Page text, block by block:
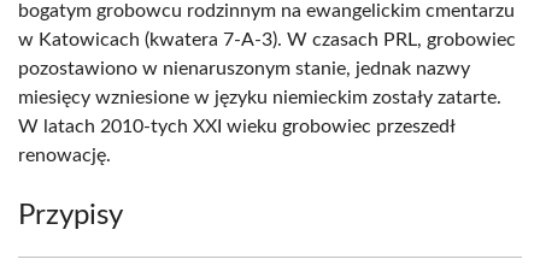
bogatym grobowcu rodzinnym na ewangelickim cmentarzu
w Katowicach (kwatera 7-A-3). W czasach PRL, grobowiec
pozostawiono w nienaruszonym stanie, jednak nazwy
miesięcy wzniesione w języku niemieckim zostały zatarte.
W latach 2010-tych XXI wieku grobowiec przeszedł
renowację.
Przypisy